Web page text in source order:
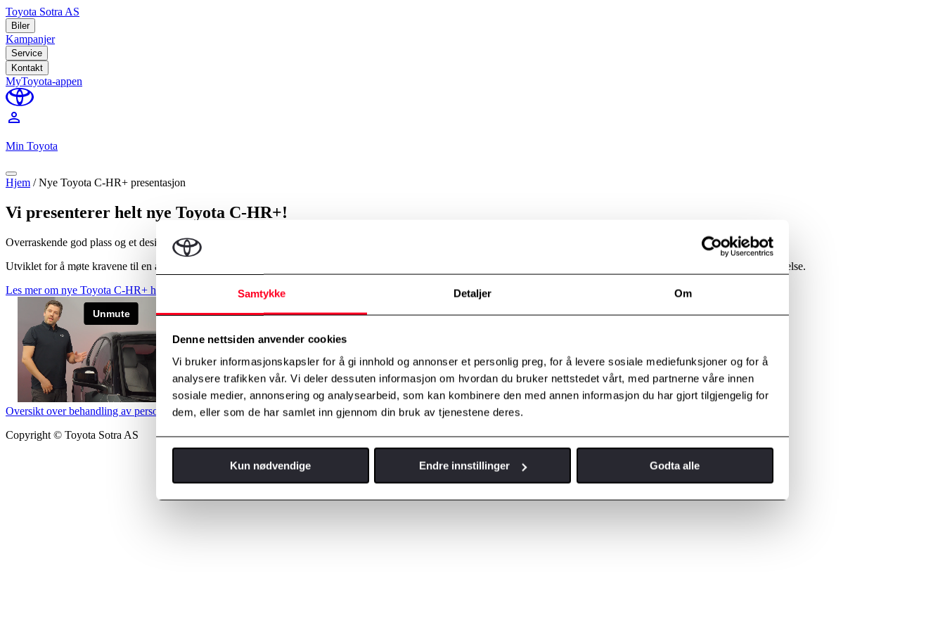
Samtykke Detaljer Om
Denne nettsiden anvender cookies
Vi bruker informasjonskapsler for å gi innhold og annonser et personlig preg, for å levere sosiale mediefunksjoner og for å
analysere trafikken vår. Vi deler dessuten informasjon om hvordan du bruker nettstedet vårt, med partnerne våre innen
sosiale medier, annonsering og analysearbeid, som kan kombinere den med annen informasjon du har gjort tilgjengelig for
dem, eller som de har samlet inn gjennom din bruk av tjenestene deres.
Kun nødvendige Endre innstillinger Godta alle
Toyota Sotra AS
Biler
Kampanjer
Service
Kontakt
MyToyota-appen
perm_identity
Min Toyota
Hjem /Nye Toyota C-HR+ presentasjon
Vi presenterer helt nye Toyota C-HR+!
Overraskende god plass og et design du ikke kan overse!
Utviklet for å møte kravene til en aktiv livsstil, har den elegante nye Toyota C-HR+ et romslig interiør og et elegant kupédesign. Moderne, effektiv og en spennende kjøreopplevelse.
Les mer om nye Toyota C-HR+ her
Oversikt over behandling av personopplysninger Informasjonskapselpolicy
Copyright © Toyota Sotra AS